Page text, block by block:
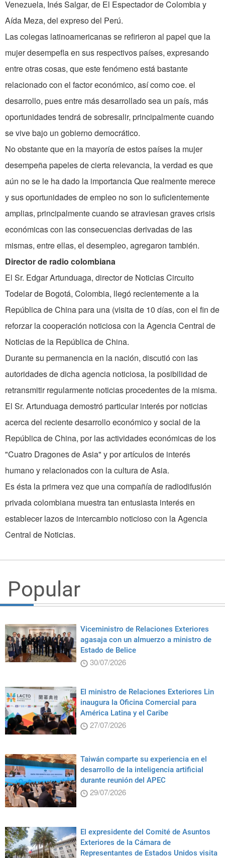
Venezuela, Inés Salgar, de El Espectador de Colombia y
Aída Meza, del expreso del Perú.
Las colegas latinoamericanas se refirieron al papel que la
mujer desempefla en sus respectivos países, expresando
entre otras cosas, que este fenómeno está bastante
relacionado con el factor económico, así como coe. el
desarrollo, pues entre más desarrollado sea un país, más
oportunidades tendrá de sobresalir, principalmente cuando
se vive bajo un gobierno democrático.
No obstante que en la mayoría de estos países la mujer
desempeña papeles de cierta relevancia, la verdad es que
aún no se le ha dado la importancia Que realmente merece
y sus oportunidades de empleo no son lo suficientemente
amplias, principalmente cuando se atraviesan graves crisis
económicas con las consecuencias derivadas de las
mismas, entre ellas, el desempleo, agregaron también.
Director de radio colombiana
El Sr. Edgar Artunduaga, director de Noticias Circuito
Todelar de Bogotá, Colombia, llegó recientemente a la
República de China para una (visita de 10 días, con el fin de
reforzar la cooperación noticiosa con la Agencia Central de
Noticias de la República de China.
Durante su permanencia en la nación, discutió con las
autoridades de dicha agencia noticiosa, la posibilidad de
retransmitir regularmente noticias procedentes de la misma.
El Sr. Artunduaga demostró particular interés por noticias
acerca del reciente desarrollo económico y social de la
República de China, por las actividades económicas de los
"Cuatro Dragones de Asia" y por artículos de interés
humano y relacionados con la cultura de Asia.
Es ésta la primera vez que una compañía de radiodifusión
privada colombiana muestra tan entusiasta interés en
establecer lazos de intercambio noticioso con la Agencia
Central de Noticias.
Popular
Viceministro de Relaciones Exteriores
agasaja con un almuerzo a ministro de
Estado de Belice
30/07/2026
El ministro de Relaciones Exteriores Lin
inaugura la Oficina Comercial para
América Latina y el Caribe
27/07/2026
Taiwán comparte su experiencia en el
desarrollo de la inteligencia artificial
durante reunión del APEC
29/07/2026
El expresidente del Comité de Asuntos
Exteriores de la Cámara de
Representantes de Estados Unidos visita